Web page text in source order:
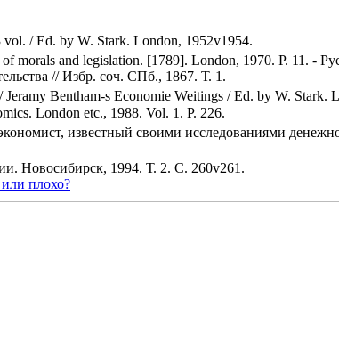
/ Ed. by W. Stark. London, 1952v1954.
morals and legislation. [1789]. London, 1970. P. 11. -
// Избр. соч. СПб., 1867. Т. 1.
Bentham-s Economie Weitings / Ed. by W. Stark.
London etс., 1988. Vol. 1. P. 226.
известный своими исследованиями
Новосибирск, 1994. Т. 2. С. 260v261.
плохо?